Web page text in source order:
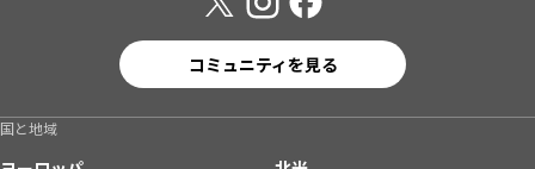
コミュニティを見る
国と地域